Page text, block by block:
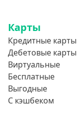
Карты
Кредитные карты
Дебетовые карты
Виртуальные
Бесплатные
Выгодные
С кэшбеком